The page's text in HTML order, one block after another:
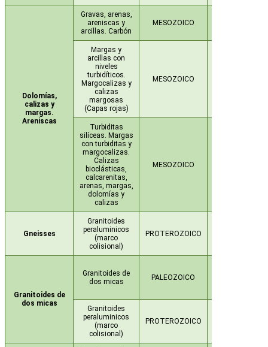
Dolomías,
calizas y
margas.
Areniscas
Gravas, arenas,
areniscas y
arcillas. Carbón
MESOZOICO
Margas y
arcillas con
niveles
turbidíticos.
Margocalizas y
calizas
margosas
(Capas rojas)
MESOZOICO
Turbiditas
silíceas. Margas
con turbiditas y
margocalizas.
Calizas
bioclásticas,
calcarenitas,
arenas, margas,
dolomías y
calizas
MESOZOICO
Gneisses
Granitoides
peraluminicos
(marco
colisional)
PROTEROZOICO
Granitoides de
dos micas
Granitoides de
dos micas
PALEOZOICO
Granitoides
peraluminicos
(marco
colisional)
PROTEROZOICO